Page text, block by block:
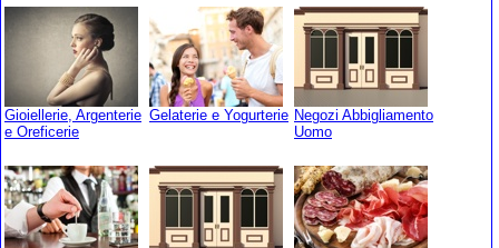
Gioiellerie, Argenterie
e Oreficerie
Gelaterie e Yogurterie Negozi Abbigliamento
Uomo